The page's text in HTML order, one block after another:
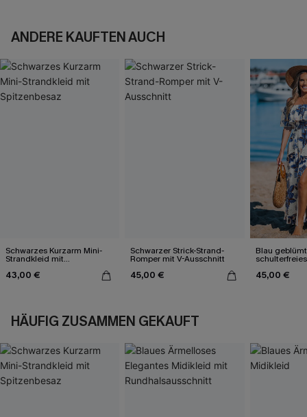
ANDERE KAUFTEN AUCH
Schwarzes Kurzarm Mini-
Strandkleid mit
43,00 €
Schwarzer Strick-Strand-
Romper mit V-Ausschnitt
45,00 €
Blau
45,00 €
HÄUFIG ZUSAMMEN GEKAUFT